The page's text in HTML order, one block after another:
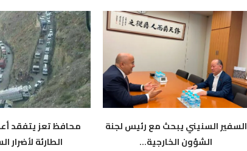
السفير السنيني يبحث مع رئيس لجنة
الشؤون الخارجية...
محافظ تعز يتفقد
الطارئة لأضرار